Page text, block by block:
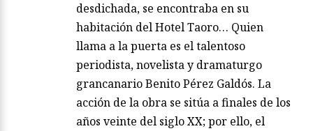
desdichada, se encontraba en su
habitación del Hotel Taoro… Quien
llama a la puerta es el talentoso
periodista, novelista y dramaturgo
grancanario Benito Pérez Galdós. La
acción de la obra se sitúa a finales de los
años veinte del siglo XX; por ello, el